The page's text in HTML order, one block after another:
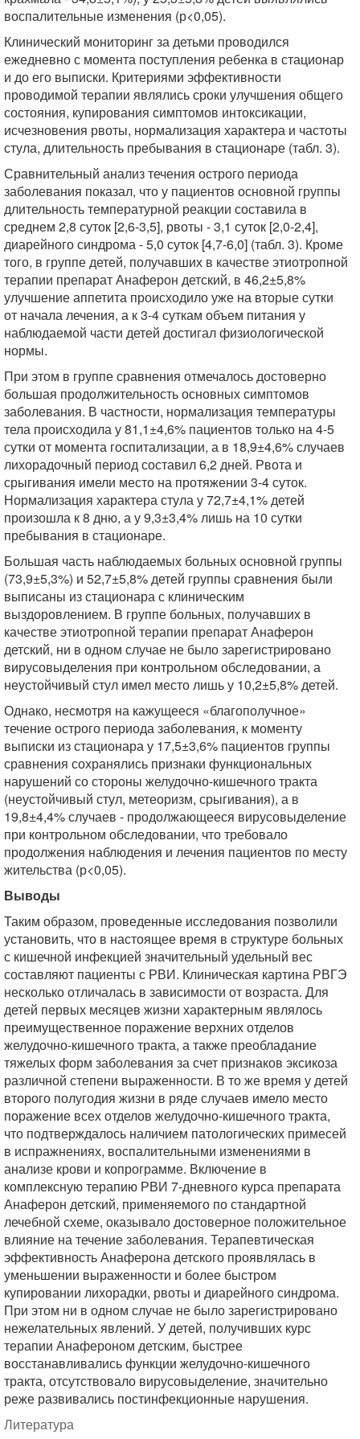
воспалительные изменения (р<0,05).
Клинический мониторинг за детьми проводился
ежедневно с момента поступления ребенка в стационар
и до его выписки. Критериями эффективности
проводимой терапии являлись сроки улучшения общего
состояния, купирования симптомов интоксикации,
исчезновения рвоты, нормализация характера и частоты
стула, длительность пребывания в стационаре (табл. 3).
Сравнительный анализ течения острого периода
заболевания показал, что у пациентов основной группы
длительность температурной реакции составила в
среднем 2,8 суток [2,6-3,5], рвоты - 3,1 суток [2,0-2,4],
диарейного синдрома - 5,0 суток [4,7-6,0] (табл. 3). Кроме
того, в группе детей, получавших в качестве этиотропной
терапии препарат Анаферон детский, в 46,2±5,8%
улучшение аппетита происходило уже на вторые сутки
от начала лечения, а к 3-4 суткам объем питания у
наблюдаемой части детей достигал физиологической
нормы.
При этом в группе сравнения отмечалось достоверно
большая продолжительность основных симптомов
заболевания. В частности, нормализация температуры
тела происходила у 81,1±4,6% пациентов только на 4-5
сутки от момента госпитализации, а в 18,9±4,6% случаев
лихорадочный период составил 6,2 дней. Рвота и
срыгивания имели место на протяжении 3-4 суток.
Нормализация характера стула у 72,7±4,1% детей
произошла к 8 дню, а у 9,3±3,4% лишь на 10 сутки
пребывания в стационаре.
Большая часть наблюдаемых больных основной группы
(73,9±5,3%) и 52,7±5,8% детей группы сравнения были
выписаны из стационара с клиническим
выздоровлением. В группе больных, получавших в
качестве этиотропной терапии препарат Анаферон
детский, ни в одном случае не было зарегистрировано
вирусовыделения при контрольном обследовании, а
неустойчивый стул имел место лишь у 10,2±5,8% детей.
Однако, несмотря на кажущееся «благополучное»
течение острого периода заболевания, к моменту
выписки из стационара у 17,5±3,6% пациентов группы
сравнения сохранялись признаки функциональных
нарушений со стороны желудочно-кишечного тракта
(неустойчивый стул, метеоризм, срыгивания), а в
19,8±4,4% случаев - продолжающееся вирусовыделение
при контрольном обследовании, что требовало
продолжения наблюдения и лечения пациентов по месту
жительства (р<0,05).
Выводы
Таким образом, проведенные исследования позволили
установить, что в настоящее время в структуре больных
с кишечной инфекцией значительный удельный вес
составляют пациенты с РВИ. Клиническая картина РВГЭ
несколько отличалась в зависимости от возраста. Для
детей первых месяцев жизни характерным являлось
преимущественное поражение верхних отделов
желудочно-кишечного тракта, а также преобладание
тяжелых форм заболевания за счет признаков эксикоза
различной степени выраженности. В то же время у детей
второго полугодия жизни в ряде случаев имело место
поражение всех отделов желудочно-кишечного тракта,
что подтверждалось наличием патологических примесей
в испражнениях, воспалительными изменениями в
анализе крови и копрограмме. Включение в
комплексную терапию РВИ 7-дневного курса препарата
Анаферон детский, применяемого по стандартной
лечебной схеме, оказывало достоверное положительное
влияние на течение заболевания. Терапевтическая
эффективность Анаферона детского проявлялась в
уменьшении выраженности и более быстром
купировании лихорадки, рвоты и диарейного синдрома.
При этом ни в одном случае не было зарегистрировано
нежелательных явлений. У детей, получивших курс
терапии Анафероном детским, быстрее
восстанавливались функции желудочно-кишечного
тракта, отсутствовало вирусовыделение, значительно
реже развивались постинфекционные нарушения.
Литература